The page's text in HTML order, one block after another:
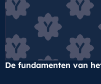
De fundamenten van